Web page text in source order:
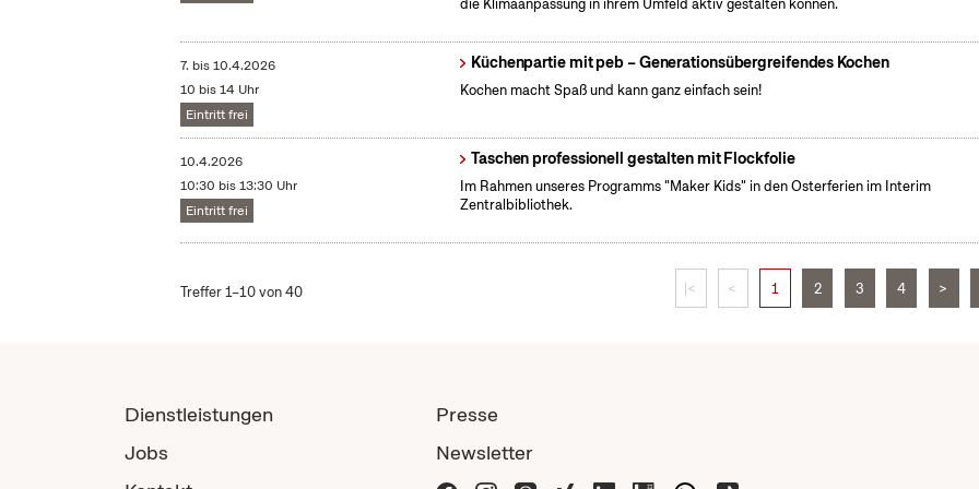
die Klimaanpassung in ihrem Umfeld aktiv gestalten können.
7. bis10.4.2026
10 bis 14 Uhr
Eintritt frei
Küchenpartie mit peb – Generationsübergreifendes Kochen
Kochen macht Spaß und kann ganz einfach sein!
10.4.2026
10:30 bis 13:30 Uhr
Eintritt frei
Taschen professionell gestalten mit Flockfolie
Im Rahmen unseres Programms "Maker Kids" in den Osterferien im Interim
Zentralbibliothek.
Treffer 1–10 von 40 |< < 1 2 3 4 >
Dienstleistungen
Jobs
Presse
Newsletter